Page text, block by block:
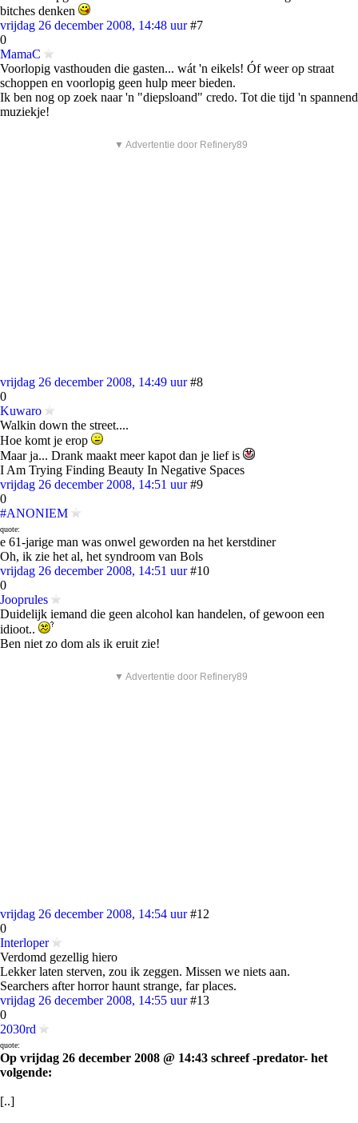
bitches denken
vrijdag 26 december 2008, 14:48 uur #7
0
MamaC
Voorlopig vasthouden die gasten... wát 'n eikels! Óf weer op straat
schoppen en voorlopig geen hulp meer bieden.
Ik ben nog op zoek naar 'n "diepsloand" credo. Tot die tijd 'n spannend
muziekje!
▼ Advertentie door Refinery89
vrijdag 26 december 2008, 14:49 uur #8
0
Kuwaro
Walkin down the street....
Hoe komt je erop
Maar ja... Drank maakt meer kapot dan je lief is
I Am Trying Finding Beauty In Negative Spaces
vrijdag 26 december 2008, 14:51 uur #9
0
#ANONIEM
quote:
e 61-jarige man was onwel geworden na het kerstdiner
Oh, ik zie het al, het syndroom van Bols
vrijdag 26 december 2008, 14:51 uur #10
0
Jooprules
Duidelijk iemand die geen alcohol kan handelen, of gewoon een
idioot..
Ben niet zo dom als ik eruit zie!
▼ Advertentie door Refinery89
vrijdag 26 december 2008, 14:54 uur #12
0
Interloper
Verdomd gezellig hiero
Lekker laten sterven, zou ik zeggen. Missen we niets aan.
Searchers after horror haunt strange, far places.
vrijdag 26 december 2008, 14:55 uur #13
0
2030rd
quote:
Op vrijdag 26 december 2008 @ 14:43 schreef -predator- het
volgende:
[..]